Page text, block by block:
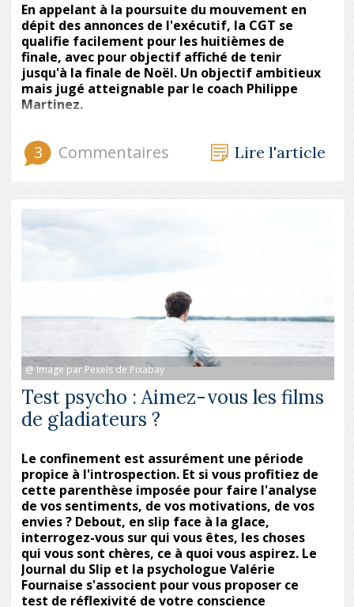
En appelant à la poursuite du mouvement en
dépit des annonces de l'exécutif, la CGT se
qualifie facilement pour les huitièmes de
finale, avec pour objectif affiché de tenir
jusqu'à la finale de Noël. Un objectif ambitieux
mais jugé atteignable par le coach Philippe
Martinez.
3 Commentaires Lire l'article
@ Image par Pexels de Pixabay
Test psycho : Aimez-vous les films
de gladiateurs ?
Le confinement est assurément une période
propice à l'introspection. Et si vous profitiez de
cette parenthèse imposée pour faire l'analyse
de vos sentiments, de vos motivations, de vos
envies ? Debout, en slip face à la glace,
interrogez-vous sur qui vous êtes, les choses
qui vous sont chères, ce à quoi vous aspirez. Le
Journal du Slip et la psychologue Valérie
Fournaise s'associent pour vous proposer ce
test de réflexivité de votre conscience